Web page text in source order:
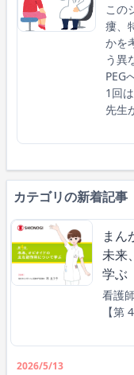
この
瘻、
かを
う異
PEG
1回
先生
カテゴリの新着記事
まん
未来
学ぶ
看護
【
2026/5/13